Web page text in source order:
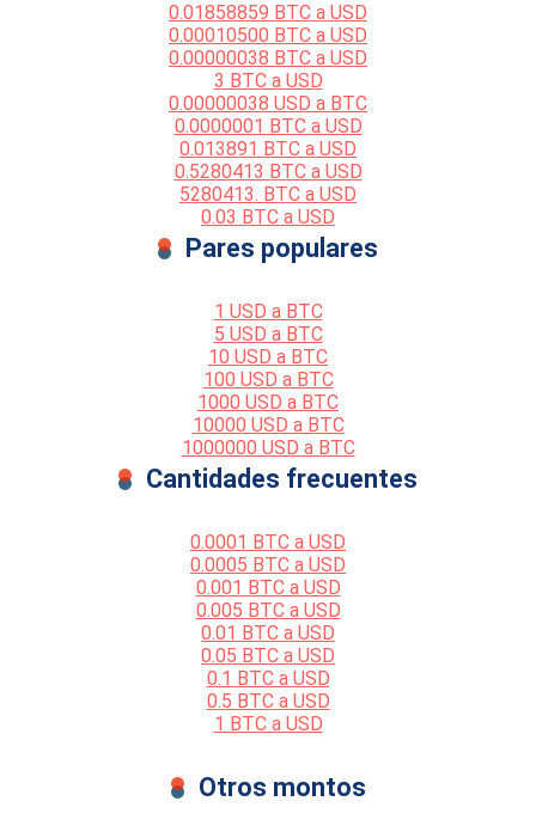
0.01858859 BTC a USD
0.00010500 BTC a USD
0.00000038 BTC a USD
3 BTC a USD
0.00000038 USD a BTC
0.0000001 BTC a USD
0.013891 BTC a USD
0.5280413 BTC a USD
5280413. BTC a USD
0.03 BTC a USD
Pares populares
1 USD a BTC
5 USD a BTC
10 USD a BTC
100 USD a BTC
1000 USD a BTC
10000 USD a BTC
1000000 USD a BTC
Cantidades frecuentes
0.0001 BTC a USD
0.0005 BTC a USD
0.001 BTC a USD
0.005 BTC a USD
0.01 BTC a USD
0.05 BTC a USD
0.1 BTC a USD
0.5 BTC a USD
1 BTC a USD
Otros montos